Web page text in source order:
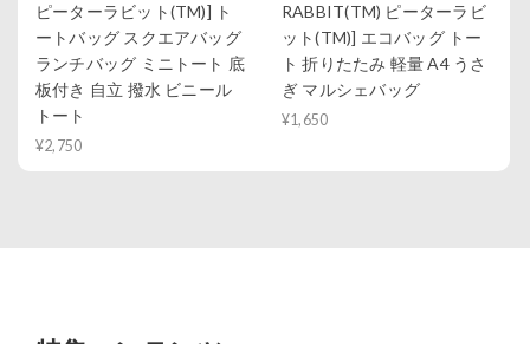
ピーターラビット(TM)] ト
ートバッグ スクエアバッグ
ランチバッグ ミニトート 底
板付き 自立 撥水 ビニール
トート
¥2,750
RABBIT(TM) ピーターラビ
ット(TM)] エコバッグ トー
ト 折りたたみ 軽量 A4 うさ
ぎ マルシェバッグ
¥1,650